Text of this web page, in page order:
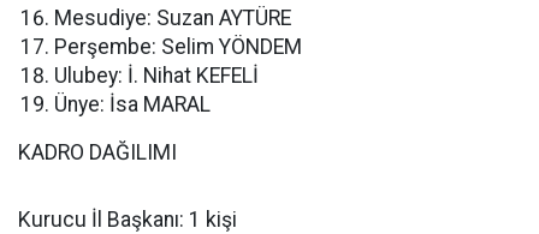
Mesudiye: Suzan AYTÜRE
Perşembe: Selim YÖNDEM
Ulubey: İ. Nihat KEFELİ
Ünye: İsa MARAL
KADRO DAĞILIMI
Kurucu İl Başkanı: 1 kişi